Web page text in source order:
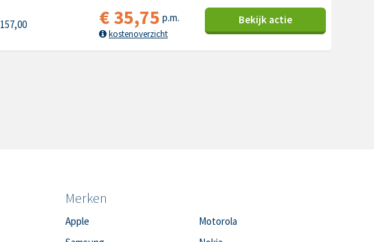
157,00 €35,75 p.m.
kostenoverzicht
Bekijk actie
Merken
Apple
Motorola